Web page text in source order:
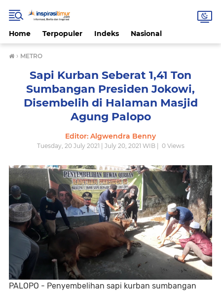
Home Terpopuler Indeks Nasional
› METRO
Sapi Kurban Seberat 1,41 Ton
Sumbangan Presiden Jokowi,
Disembelih di Halaman Masjid
Agung Palopo
Editor: Algwendra Benny
Tuesday, 20 July 2021 | July 20, 2021 WIB | 0Views
PALOPO - Penyembelihan sapi kurban sumbangan